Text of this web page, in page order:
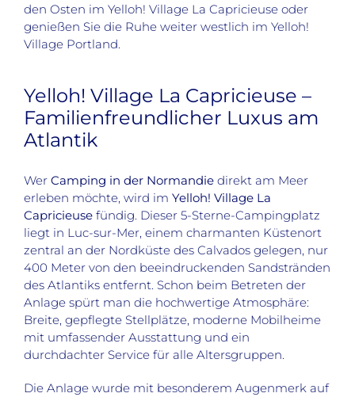
den Osten im Yelloh! Village La Capricieuse oder
genießen Sie die Ruhe weiter westlich im Yelloh!
Village Portland.
Yelloh! Village La Capricieuse –
Familienfreundlicher Luxus am
Atlantik
Wer Camping in der Normandiedirekt am Meer
erleben möchte, wird im Yelloh! Village La
Capricieusefündig. Dieser 5-Sterne-Campingplatz
liegt in Luc-sur-Mer, einem charmanten Küstenort
zentral an der Nordküste des Calvados gelegen, nur
400 Meter von den beeindruckenden Sandstränden
des Atlantiks entfernt. Schon beim Betreten der
Anlage spürt man die hochwertige Atmosphäre:
Breite, gepflegte Stellplätze, moderne Mobilheime
mit umfassender Ausstattung und ein
durchdachter Service für alle Altersgruppen.
Die Anlage wurde mit besonderem Augenmerk auf